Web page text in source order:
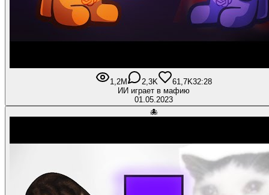
1,2M 2,3K 61,7K32:28
ИИ играет в мафию
01.05.2023
🐙